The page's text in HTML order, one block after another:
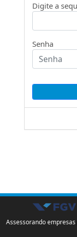
Digite a
Senha
Assessorando